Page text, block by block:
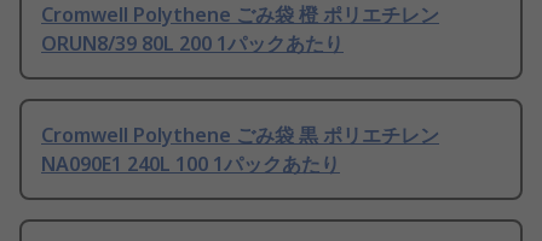
Cromwell Polythene ごみ袋 橙 ポリエチレン
ORUN8/39 80L 200 1パックあたり
Cromwell Polythene ごみ袋 黒 ポリエチレン
NA090E1 240L 100 1パックあたり